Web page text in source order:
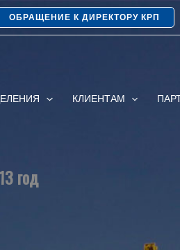
ОБРАЩЕНИЕ К ДИРЕКТОРУ КРП
КЛИЕНТАМ
год